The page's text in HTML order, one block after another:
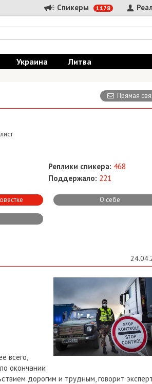
Спикеры 1178
Украина Литва
Прямая
Реплики спикера: 468
Поддержало: 221
О себе
всего,
окончании
дорогим и трудным, говорит